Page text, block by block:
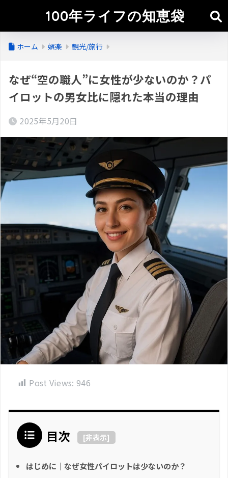
100年ライフの知恵袋
ホーム 娯楽 観光/旅行
なぜ“空の職人”に女性が少ないのか？パ
イロットの男女比に隠れた本当の理由
2025年5月20日
Post Views: 946
目次 [非表示]
はじめに｜なぜ女性パイロットは少ないのか？